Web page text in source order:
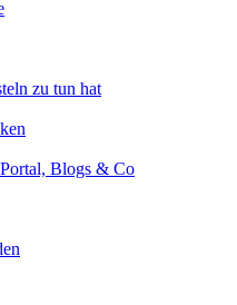
zu tun hat
Blogs & Co